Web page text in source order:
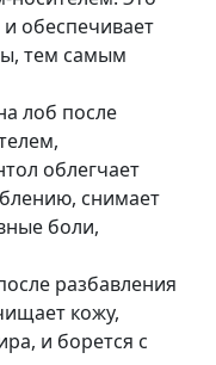
обеспечивает
тем самым
лоб после
облегчает
снимает
боли,
разбавления
кожу,
и борется с